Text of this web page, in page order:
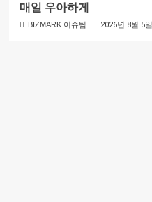
매일 우아하게
BIZMARK 이슈팀 2026년 8월 5일